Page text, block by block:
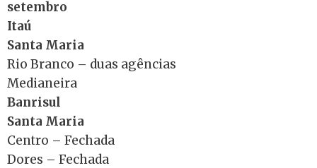
setembro
Itaú
Santa Maria
Rio Branco – duas agências
Medianeira
Banrisul
Santa Maria
Centro – Fechada
Dores – Fechada